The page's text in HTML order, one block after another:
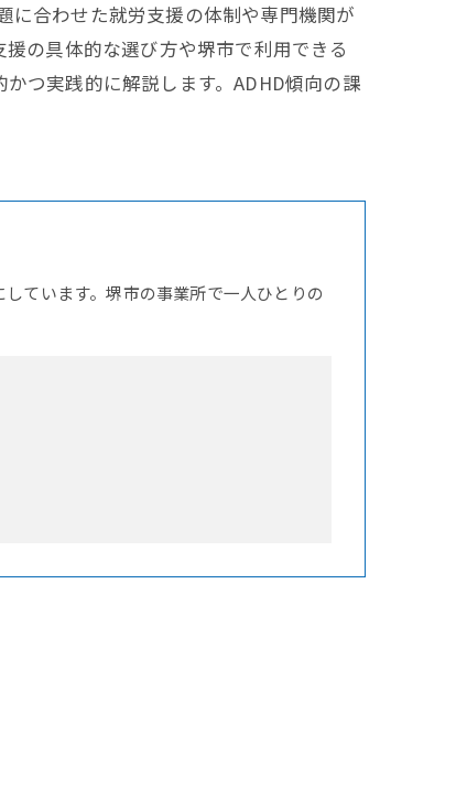
に合わせた就労支援の体制や専門機関が
の具体的な選び方や堺市で利用できる
つ実践的に解説します。ADHD傾向の課
ています。堺市の事業所で一人ひとりの